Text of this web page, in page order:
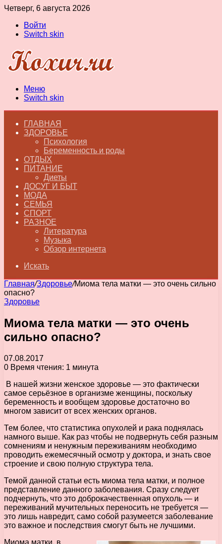
Четверг, 6 августа 2026
Войти
Switch skin
Меню
Switch skin
ГЛАВНАЯ
ЗДОРОВЬЕ
Психология
Беременность и роды
ОТДЫХ
ПИТАНИЕ
Диеты
ДОСУГ И БЫТ
МОДА
СЕМЬЯ
СПОРТ
РАЗНОЕ
Литература
Музыка
Обзор интернета
Искать
Главная/Здоровье/Миома тела матки — это очень сильно
опасно?
Здоровье
Миома тела матки — это очень
сильно опасно?
07.08.2017
0 Время чтения: 1 минута
В нашей жизни женское здоровье — это фактически
самое серьёзное в организме женщины, поскольку
беременность и вообщем здоровье достаточно во
многом зависит от всех женских органов.
Тем более, что статистика опухолей и рака поднялась
намного выше. Как раз чтобы не подвернуть себя разным
сомнениям и ненужным переживаниям необходимо
проводить ежемесячный осмотр у доктора, и знать свое
строение и свою полную структура тела.
Темой данной статьи есть миома тела матки, и полное
представление данного заболевания. Сразу следует
подчернуть, что это доброкачественная опухоль — и
переживаний мучительных переносить не требуется —
это лишь навредит, само собой разумеется заболевание
это важное и последствия смогут быть не лучшими.
Миома матки, в